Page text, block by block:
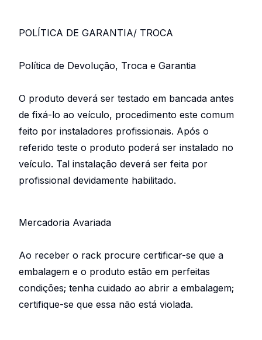
POLÍTICA DE GARANTIA/ TROCA
Política de Devolução, Troca e Garantia
O produto deverá ser testado em bancada antes
de fixá-lo ao veículo, procedimento este comum
feito por instaladores profissionais. Após o
referido teste o produto poderá ser instalado no
veículo. Tal instalação deverá ser feita por
profissional devidamente habilitado.
Mercadoria Avariada
Ao receber o rack procure certificar-se que a
embalagem e o produto estão em perfeitas
condições; tenha cuidado ao abrir a embalagem;
certifique-se que essa não está violada.